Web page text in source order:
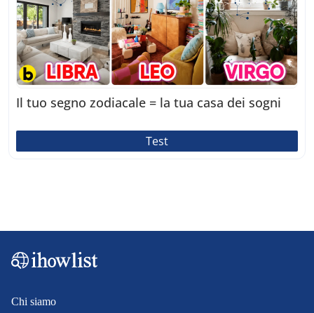
Il tuo segno zodiacale = la tua casa dei sogni
Test
Chi siamo